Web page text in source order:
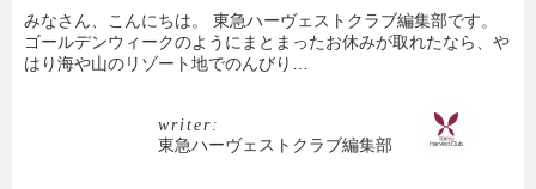
みなさん、こんにちは。 東急ハーヴェストクラブ編集部です。
ゴールデンウィークのようにまとまったお休みが取れたなら、や
はり海や山のリゾート地でのんびり…
writer:
東急ハーヴェストクラブ編集部